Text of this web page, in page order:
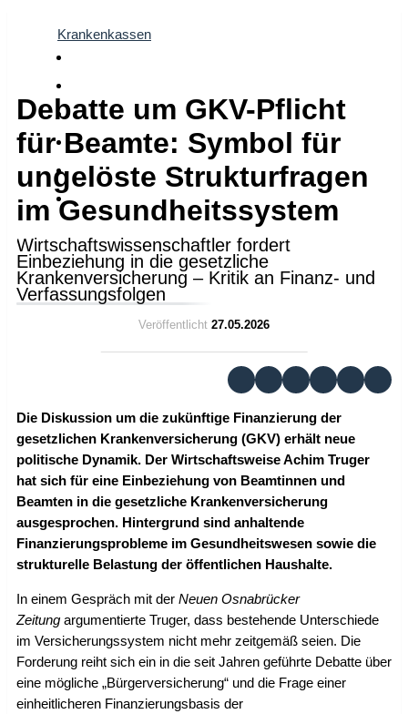
Krankenkassen
Debatte um GKV-Pflicht
für Beamte: Symbol für
ungelöste Strukturfragen
im Gesundheitssystem
Wirtschaftswissenschaftler fordert
Einbeziehung in die gesetzliche
Krankenversicherung – Kritik an Finanz- und
Verfassungsfolgen
Veröffentlicht 27.05.2026
Die Diskussion um die zukünftige Finanzierung der
gesetzlichen Krankenversicherung (GKV) erhält neue
politische Dynamik. Der Wirtschaftsweise Achim Truger
hat sich für eine Einbeziehung von Beamtinnen und
Beamten in die gesetzliche Krankenversicherung
ausgesprochen. Hintergrund sind anhaltende
Finanzierungsprobleme im Gesundheitswesen sowie die
strukturelle Belastung der öffentlichen Haushalte.
In einem Gespräch mit der Neuen Osnabrücker
Zeitung argumentierte Truger, dass bestehende Unterschiede
im Versicherungssystem nicht mehr zeitgemäß seien. Die
Forderung reiht sich ein in die seit Jahren geführte Debatte über
eine mögliche „Bürgerversicherung“ und die Frage einer
einheitlicheren Finanzierungsbasis der